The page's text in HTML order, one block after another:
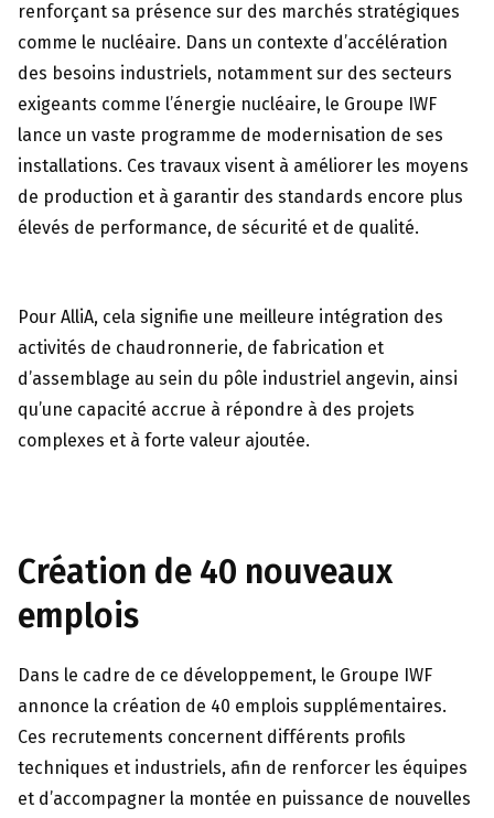
renforçant sa présence sur des marchés stratégiques
comme le nucléaire. Dans un contexte d’accélération
des besoins industriels, notamment sur des secteurs
exigeants comme l’énergie nucléaire, le Groupe IWF
lance un vaste programme de modernisation de ses
installations. Ces travaux visent à améliorer les moyens
de production et à garantir des standards encore plus
élevés de performance, de sécurité et de qualité.
Pour AlliA, cela signifie une meilleure intégration des
activités de chaudronnerie, de fabrication et
d’assemblage au sein du pôle industriel angevin, ainsi
qu’une capacité accrue à répondre à des projets
complexes et à forte valeur ajoutée.
Création de 40 nouveaux
emplois
Dans le cadre de ce développement, le Groupe IWF
annonce la création de 40 emplois supplémentaires.
Ces recrutements concernent différents profils
techniques et industriels, afin de renforcer les équipes
et d’accompagner la montée en puissance de nouvelles